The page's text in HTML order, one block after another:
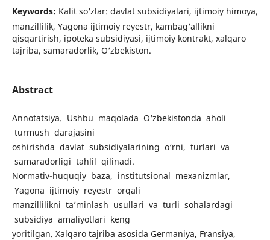
Keywords: Kalit so‘zlar: davlat subsidiyalari, ijtimoiy himoya,
manzillilik, Yagona ijtimoiy reyestr, kambag‘allikni
qisqartirish, ipoteka subsidiyasi, ijtimoiy kontrakt, xalqaro
tajriba, samaradorlik, O‘zbekiston.
Abstract
Annotatsiya. Ushbu maqolada O‘zbekistonda aholi
turmush darajasini
oshirishda davlat subsidiyalarining o‘rni, turlari va
samaradorligi tahlil qilinadi.
Normativ-huquqiy baza, institutsional mexanizmlar,
Yagona ijtimoiy reyestr orqali
manzillilikni ta’minlash usullari va turli sohalardagi
subsidiya amaliyotlari keng
yoritilgan. Xalqaro tajriba asosida Germaniya, Fransiya,